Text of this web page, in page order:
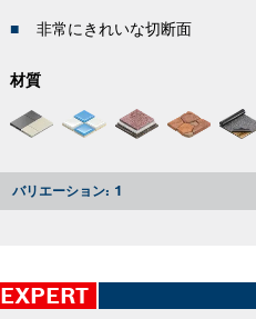
非常にきれいな切断面
材質
バリエーション: 1
EXPERT